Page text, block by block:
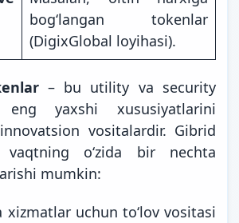
bogʻlangan tokenlar
(DigixGlobal loyihasi).
– bu utility va security
eng yaxshi xususiyatlarini
vositalardir. Gibrid
oʻzida bir nechta
mumkin:
xizmatlar uchun toʻlov vositasi